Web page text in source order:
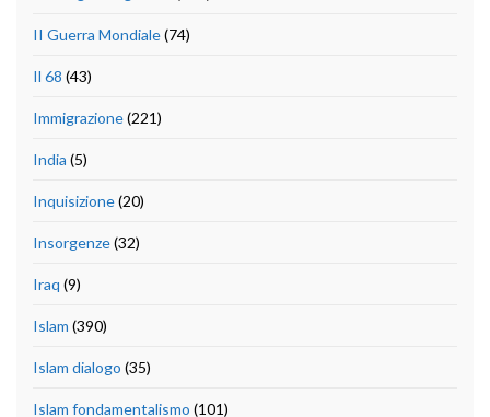
II Guerra Mondiale(74)
Il 68 (43)
Immigrazione(221)
India (5)
Inquisizione(20)
Insorgenze(32)
Iraq (9)
Islam (390)
Islam dialogo (35)
Islam fondamentalismo (101)